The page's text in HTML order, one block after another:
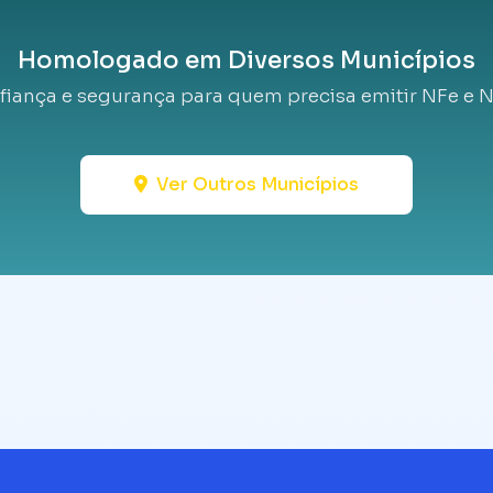
Homologado em Diversos Municípios
e segurança para quem precisa emitir NFe e
Ver Outros Municípios